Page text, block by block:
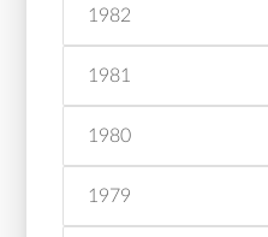
1982
1981
1980
1979